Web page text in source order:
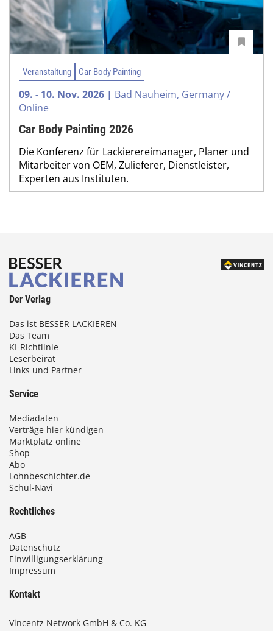
Veranstaltung Car Body Painting
09. - 10. Nov. 2026 | Bad Nauheim, Germany /
Online
Car Body Painting 2026
Die Konferenz für Lackierereimanager, Planer und
Mitarbeiter von OEM, Zulieferer, Dienstleister,
Experten aus Instituten.
Der Verlag
Das ist BESSER LACKIEREN
Das Team
KI-Richtlinie
Leserbeirat
Links und Partner
Service
Mediadaten
Verträge hier kündigen
Marktplatz online
Shop
Abo
Lohnbeschichter.de
Schul-Navi
Rechtliches
AGB
Datenschutz
Einwilligungserklärung
Impressum
Kontakt
Vincentz Network GmbH & Co. KG